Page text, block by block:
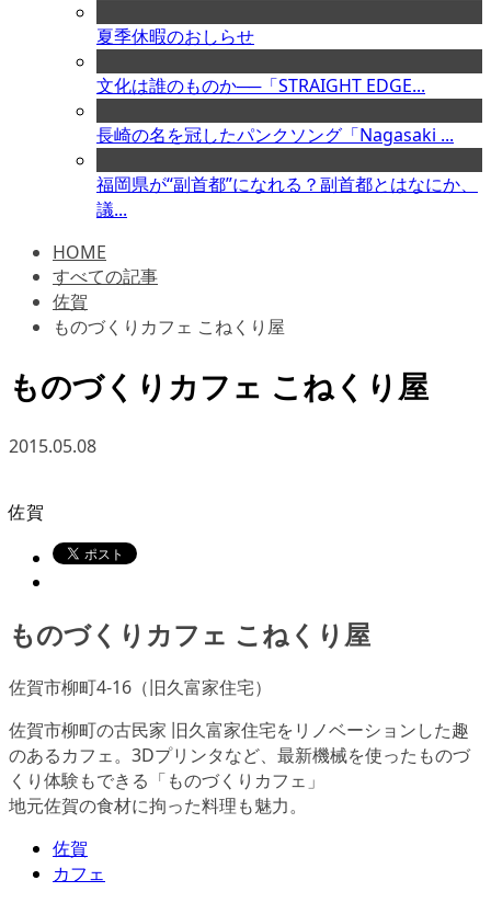
夏季休暇のおしらせ
文化は誰のものか──「STRAIGHT EDGE...
長崎の名を冠したパンクソング「Nagasaki ...
福岡県が“副首都”になれる？副首都とはなにか、
議...
HOME
すべての記事
佐賀
ものづくりカフェ こねくり屋
ものづくりカフェ こねくり屋
2015.05.08
佐賀
ものづくりカフェ こねくり屋
佐賀市柳町4-16（旧久富家住宅）
佐賀市柳町の古民家 旧久富家住宅をリノベーションした趣
のあるカフェ。3Dプリンタなど、最新機械を使ったものづ
くり体験もできる「ものづくりカフェ」
地元佐賀の食材に拘った料理も魅力。
佐賀
カフェ